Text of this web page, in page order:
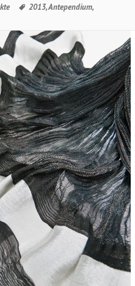
Schlagwörter
2013,Antependium,